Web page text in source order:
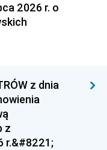
2026 r. o
z dnia
z
r.&#8221;